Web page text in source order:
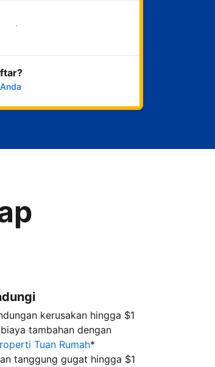
kerusakan hingga $1
tambahan dengan
Tuan Rumah*
tanggung gugat hingga $1